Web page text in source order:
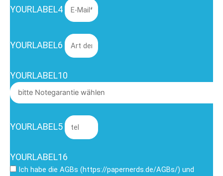
YOURLABEL4
YOURLABEL6
YOURLABEL10
YOURLABEL5
YOURLABEL16
Ich habe die AGBs (https://papernerds.de/AGBs/) und